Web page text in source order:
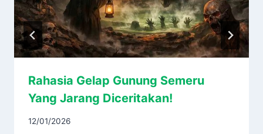
Rahasia Gelap Gunung Semeru
Yang Jarang Diceritakan!
12/01/2026